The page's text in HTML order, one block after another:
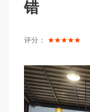
错
评分：